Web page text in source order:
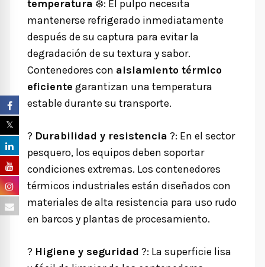
temperatura ❄️: El pulpo necesita
mantenerse refrigerado inmediatamente
después de su captura para evitar la
degradación de su textura y sabor.
Contenedores con aislamiento térmico
eficiente garantizan una temperatura
estable durante su transporte.
? Durabilidad y resistencia ?: En el sector
pesquero, los equipos deben soportar
condiciones extremas. Los contenedores
térmicos industriales están diseñados con
materiales de alta resistencia para uso rudo
en barcos y plantas de procesamiento.
? Higiene y seguridad ?: La superficie lisa